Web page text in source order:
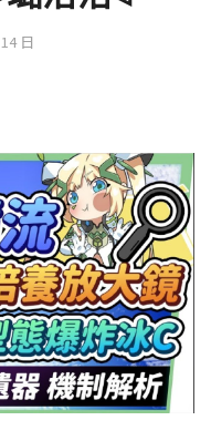
日